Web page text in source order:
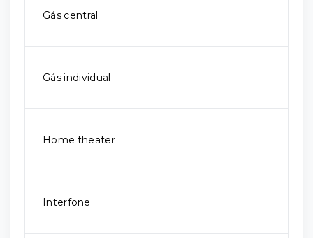
Gás central
Gás individual
Home theater
Interfone